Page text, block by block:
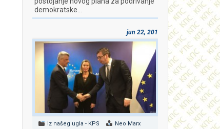
demokratske…
jun 22, 2018
Iz našeg ugla - KPS Neo Marx